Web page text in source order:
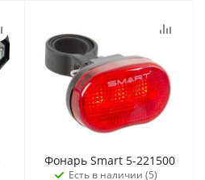
Фонарь Smart 5-221500
Есть в наличии (5)